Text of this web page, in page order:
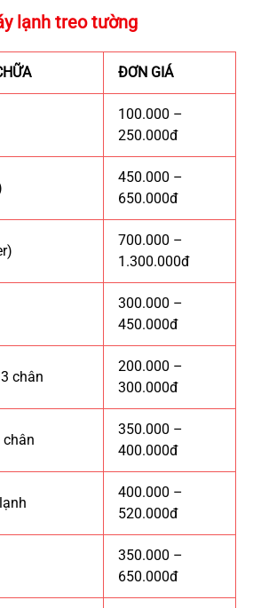
lạnh treo tường
ĐƠN GIÁ
100.000 –
250.000đ
450.000 –
650.000đ
700.000 –
1.300.000đ
300.000 –
450.000đ
chân
200.000 –
300.000đ
350.000 –
400.000đ
400.000 –
520.000đ
350.000 –
650.000đ